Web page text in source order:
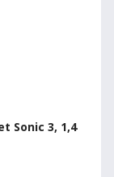
Sonic 3, 1,4